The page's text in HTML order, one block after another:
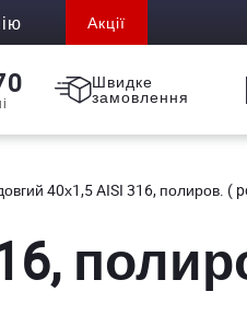
Акції
Швидке
замовлення
40х1,5 AISI 316, полиров. (